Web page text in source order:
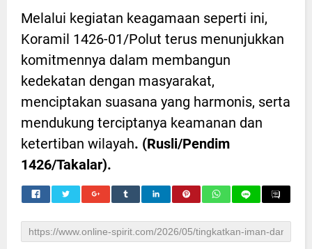
Melalui kegiatan keagamaan seperti ini,
Koramil 1426-01/Polut terus menunjukkan
komitmennya dalam membangun
kedekatan dengan masyarakat,
menciptakan suasana yang harmonis, serta
mendukung terciptanya keamanan dan
ketertiban wilayah. (Rusli/Pendim
1426/Takalar).